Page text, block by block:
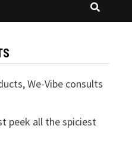
We-Vibe consults
peek all the spiciest